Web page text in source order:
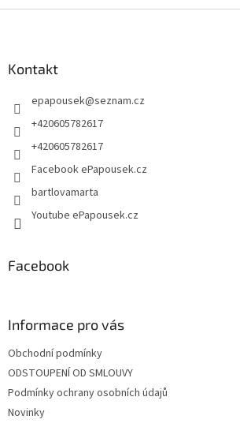
Kontakt
epapousek@seznam.cz
+420605782617
+420605782617
Facebook ePapousek.cz
bartlovamarta
Youtube ePapousek.cz
Facebook
Informace pro vás
Obchodní podmínky
ODSTOUPENÍ OD SMLOUVY
Podmínky ochrany osobních údajů
Novinky